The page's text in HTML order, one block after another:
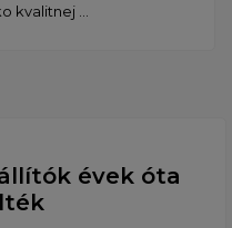
kvalitnej ...
évek óta